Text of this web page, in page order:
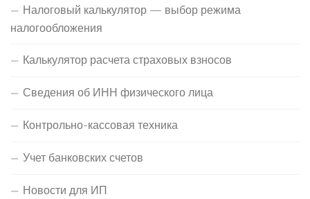
Налоговый калькулятор — выбор режима
налогообложения
Калькулятор расчета страховых взносов
Сведения об ИНН физического лица
Контрольно-кассовая техника
Учет банковских счетов
Новости для ИП